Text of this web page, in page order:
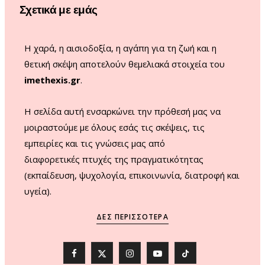
Σχετικά με εμάς
Η χαρά, η αισιοδοξία, η αγάπη για τη ζωή και η
θετική σκέψη αποτελούν θεμελιακά στοιχεία του
imethexis.gr.
H σελίδα αυτή ενσαρκώνει την πρόθεσή μας να
μοιραστούμε με όλους εσάς τις σκέψεις, τις
εμπειρίες και τις γνώσεις μας από
διαφορετικές πτυχές της πραγματικότητας
(εκπαίδευση, ψυχολογία, επικοινωνία, διατροφή και
υγεία).
ΔΕΣ ΠΕΡΙΣΣΌΤΕΡΑ
F X I Y T